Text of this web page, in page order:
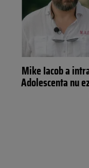
Mike Iacob a
Adolescenta nu